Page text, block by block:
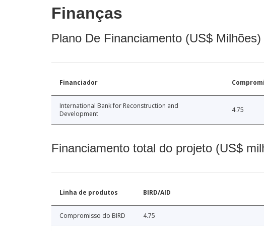
Finanças
Plano De Financiamento (US$ Milhões)
Financiador
International Bank for Reconstruction and
Development
4.75
Financiamento total do projeto (US$
Linha de produtos BIRD/AID
Compromisso do BIRD 4.75